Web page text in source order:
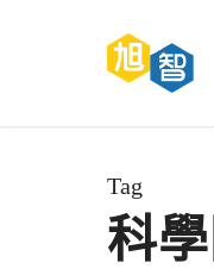
Tag
科